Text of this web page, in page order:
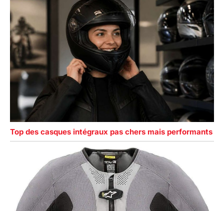
Top des casques intégraux pas chers mais performants